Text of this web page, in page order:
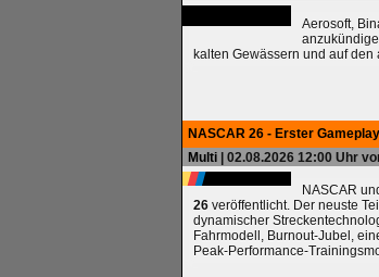
Aerosoft,
kalten Gewässern und auf
NASCAR 26 - Erster
Multi | 02.08.2026 12:00 Uhr
NASCAR
26 veröffentlicht. Der neuste
dynamischer
Fahrmodell, Burnout-Jubel,
Peak-Performance-